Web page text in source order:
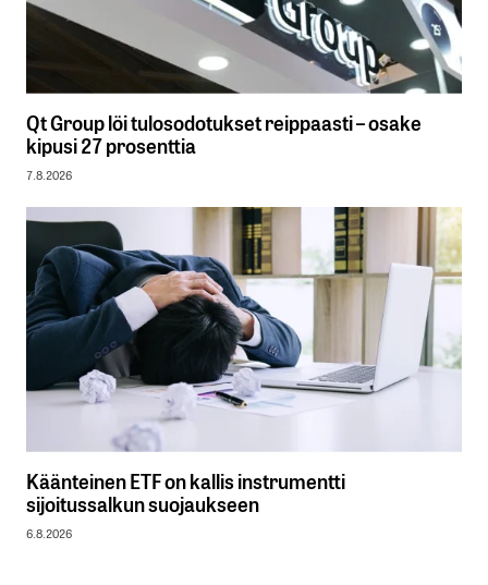
Qt Group löi tulosodotukset reippaasti – osake
kipusi 27 prosenttia
7.8.2026
Käänteinen ETF on kallis instrumentti
sijoitussalkun suojaukseen
6.8.2026